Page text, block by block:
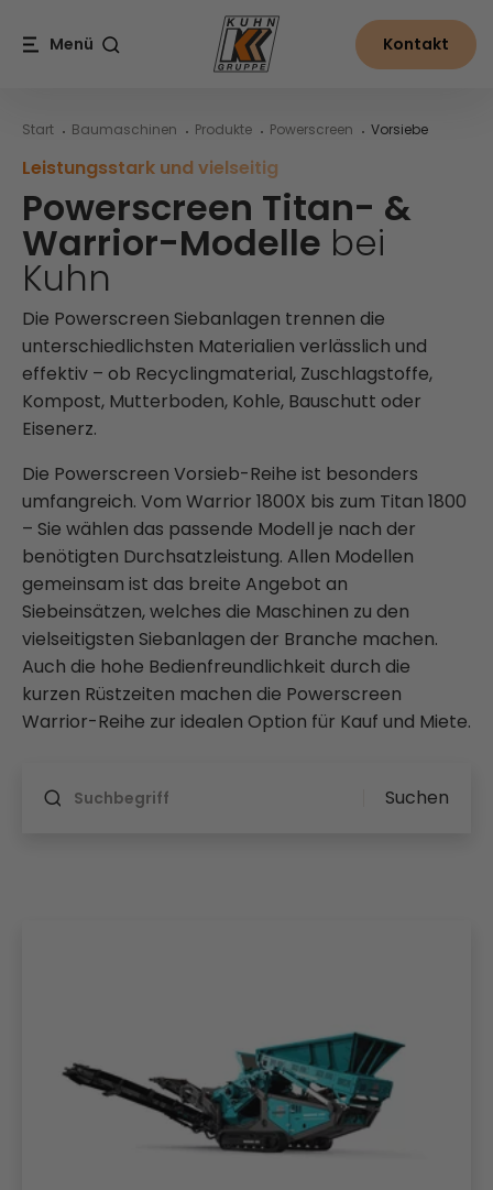
Menü Kontakt
Start Baumaschinen Produkte Powerscreen Vorsiebe
Leistungsstark und vielseitig
Powerscreen Titan- &
Warrior-Modelle bei
Kuhn
Die Powerscreen Siebanlagen trennen die
unterschiedlichsten Materialien verlässlich und
effektiv – ob Recyclingmaterial, Zuschlagstoffe,
Kompost, Mutterboden, Kohle, Bauschutt oder
Eisenerz.
Die Powerscreen Vorsieb-Reihe ist besonders
umfangreich. Vom Warrior 1800X bis zum Titan 1800
– Sie wählen das passende Modell je nach der
benötigten Durchsatzleistung. Allen Modellen
gemeinsam ist das breite Angebot an
Siebeinsätzen, welches die Maschinen zu den
vielseitigsten Siebanlagen der Branche machen.
Auch die hohe Bedienfreundlichkeit durch die
kurzen Rüstzeiten machen die Powerscreen
Warrior-Reihe zur idealen Option für Kauf und Miete.
Suchen